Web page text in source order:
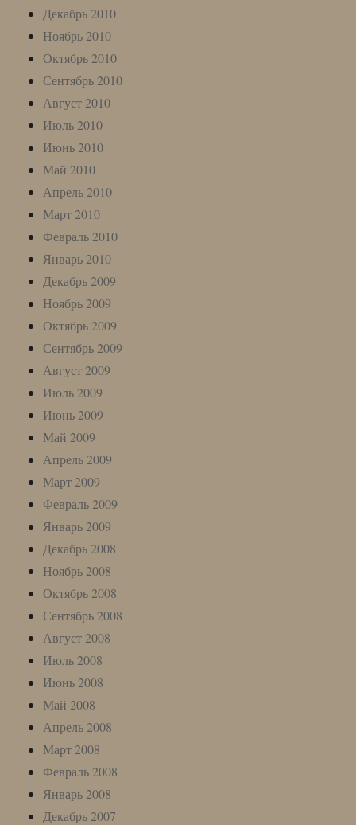
Декабрь 2010
Ноябрь 2010
Октябрь 2010
Сентябрь 2010
Август 2010
Июль 2010
Июнь 2010
Май 2010
Апрель 2010
Март 2010
Февраль 2010
Январь 2010
Декабрь 2009
Ноябрь 2009
Октябрь 2009
Сентябрь 2009
Август 2009
Июль 2009
Июнь 2009
Май 2009
Апрель 2009
Март 2009
Февраль 2009
Январь 2009
Декабрь 2008
Ноябрь 2008
Октябрь 2008
Сентябрь 2008
Август 2008
Июль 2008
Июнь 2008
Май 2008
Апрель 2008
Март 2008
Февраль 2008
Январь 2008
Декабрь 2007